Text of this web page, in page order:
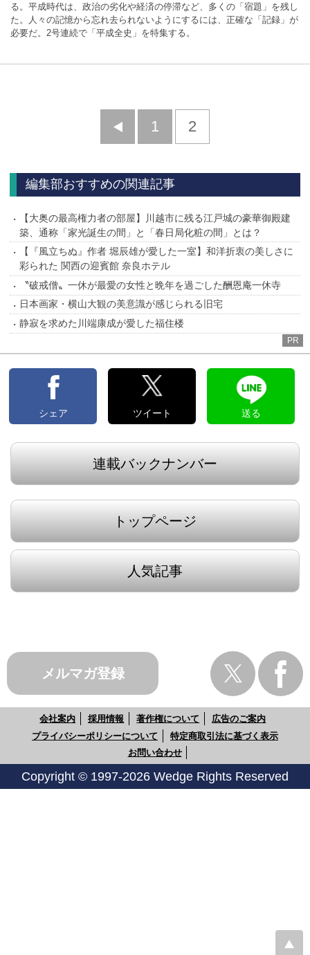
る。平成時代は、政治の劣化や経済の停滞など、多くの「宿題」を残し
た。人々の記憶から忘れ去られないようにするには、正確な「記録」が
必要だ。2号連続で「平成全史」を特集する。
前
1 2
編集部おすすめの関連記事
【大奥の最高権力者の部屋】川越市に残る江戸城の豪華御殿建
築、通称「家光誕生の間」と「春日局化粧の間」とは？
【『風立ちぬ』作者 堀辰雄が愛した一室】和洋折衷の美しさに
彩られた 関西の迎賓館 奈良ホテル
〝破戒僧〟一休が最愛の女性と晩年を過ごした酬恩庵一休寺
日本画家・横山大観の美意識が感じられる旧宅
静寂を求めた川端康成が愛した福住楼
PR
シェア ツイート 送る
連載バックナンバー
トップページ
人気記事
メルマガ登録
会社案内 採用情報 著作権について
広告のご案内
プライバシーポリシーについて
特定商取引法に基づく表示
お問い合わせ
Copyright © 1997-2026 Wedge Rights Reserved